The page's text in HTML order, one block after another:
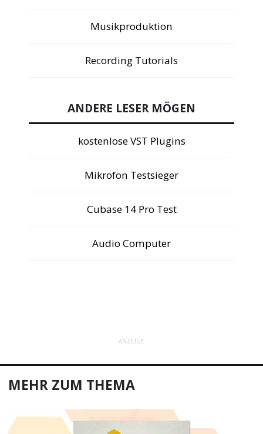
Musikproduktion
Recording Tutorials
ANDERE LESER MÖGEN
kostenlose VST Plugins
Mikrofon Testsieger
Cubase 14 Pro Test
Audio Computer
ANZEIGE
MEHR ZUM THEMA